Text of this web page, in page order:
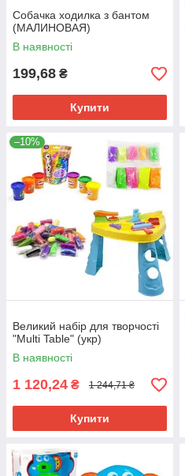
Собачка ходилка з бантом
(МАЛИНОВАЯ)
В наявності
199,68 ₴
Купити
–10%
Великий набір для творчості
"Multi Table" (укр)
В наявності
1 120,24 ₴ 1 244,71 ₴
Купити